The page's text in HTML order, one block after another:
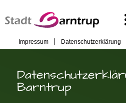
Impressum Datenschutzerklärung
Barntrup